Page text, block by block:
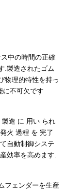
中の時間の正確
.製造されたゴム
物理的特性を持っ
に不可欠です
造 に 用い られ
火 過程 を 完了
自動制御システ
効率を高めます.
フェンダーを生産